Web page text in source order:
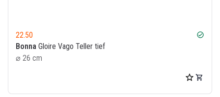
22.50 check_circle
Bonna Gloire Vago Teller tief
⌀ 26 cm